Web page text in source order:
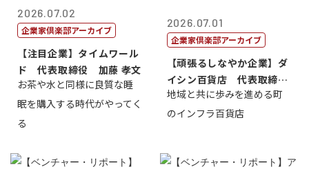
2026.07.02
企業家倶楽部アーカイブ
【注目企業】タイムワール
ド 代表取締役 加藤 孝文
お茶や水と同様に良質な睡
眠を購入する時代がやってく
る
2026.07.01
企業家倶楽部アーカイブ
【頑張るしなやか企業】ダ
イシン百貨店 代表取締役
社長 西山 ...
地域と共に歩みを進める町
のインフラ百貨店